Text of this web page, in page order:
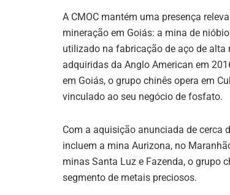
A CMOC mantém uma presença
mineração em Goiás: a mina de
utilizado na fabricação de aço de
adquiridas da Anglo American em
em Goiás, o grupo chinês opera em
vinculado ao seu negócio de fosfato.
Com a aquisição anunciada de cerca
incluem a mina Aurizona, no
minas Santa Luz e Fazenda, o grupo
segmento de metais preciosos.